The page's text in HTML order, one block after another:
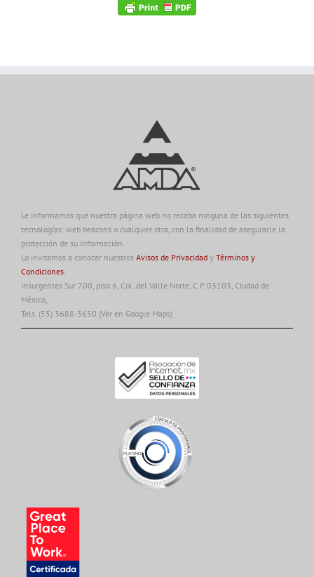
Le informamos que nuestra página web no recaba ninguna de las siguientes
tecnologías: web beacons o cualquier otra, con la finalidad de asegurarle la
protección de su información.
Lo invitamos a conocer nuestros Avisos de Privacidad y Términos y
Condiciones.
Insurgentes Sur 700, piso 6, Col. del Valle Norte, C.P. 03103, Ciudad de
México,
Tels. (55) 3688-3650 (Ver en Google Maps)